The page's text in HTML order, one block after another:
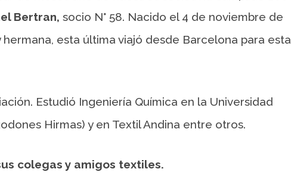
Bertran, socio N° 58. Nacido el 4 de noviembre de
esta última viajó desde Barcelona para esta
Estudió Ingeniería Química en la Universidad
Hirmas) y en Textil Andina entre otros.
colegas y amigos textiles.